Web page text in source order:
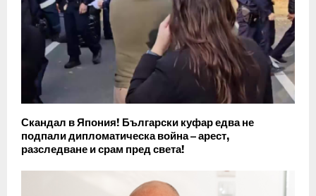
Скандал в Япония! Български куфар едва не
подпали дипломатическа война – арест,
разследване и срам пред света!